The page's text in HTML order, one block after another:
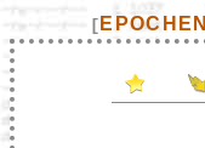
[ EPOCHEN